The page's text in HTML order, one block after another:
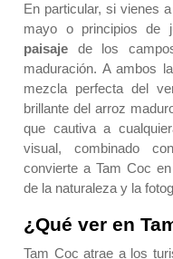
En particular, si vienes
mayo o principios de
paisaje de los
maduración. A ambos
mezcla perfecta del
brillante del arroz
que cautiva a
visual, combinado
convierte a Tam Coc
de la naturaleza y la
¿Qué ver en
Tam Coc atrae a los